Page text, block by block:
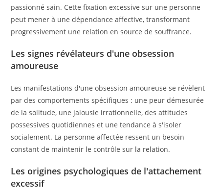
passionné sain. Cette fixation excessive sur une personne
peut mener à une dépendance affective, transformant
progressivement une relation en source de souffrance.
Les signes révélateurs d'une obsession
amoureuse
Les manifestations d'une obsession amoureuse se révèlent
par des comportements spécifiques : une peur démesurée
de la solitude, une jalousie irrationnelle, des attitudes
possessives quotidiennes et une tendance à s'isoler
socialement. La personne affectée ressent un besoin
constant de maintenir le contrôle sur la relation.
Les origines psychologiques de l'attachement
excessif